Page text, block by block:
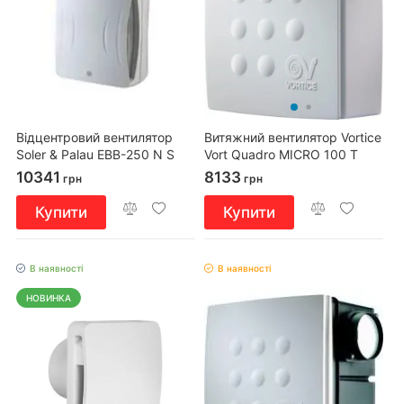
Відцентровий вентилятор
Soler & Palau EBB-250 N S
10341 грн
Купити
Витяжний вентилятор Vortice
Vort Quadro MICRO 100 T
8133 грн
Купити
В наявності
НОВИНКА
В наявності